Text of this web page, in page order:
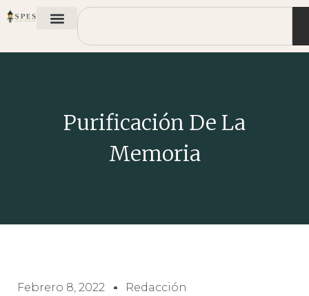
Purificación De La
Memoria
Febrero 8, 2022 Redacción